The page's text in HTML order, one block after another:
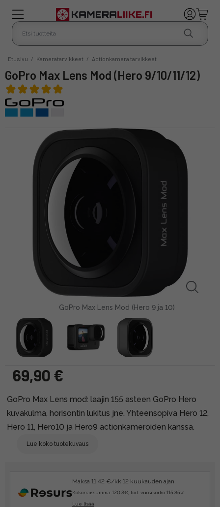
Etusivu / Kameratarvikkeet / Actionkamera tarvikkeet
GoPro Max Lens Mod (Hero 9/10/11/12)
GoPro Max Lens Mod (Hero 9 ja 10)
69,90 €
GoPro Max Lens mod: laajin 155 asteen GoPro Hero
kuvakulma, horisontin lukitus jne. Yhteensopiva Hero 12,
Hero 11, Hero10 ja Hero9 actionkameroiden kanssa.
Lue koko tuotekuvaus
Maksa 11.42 €/kk 12 kuukauden ajan.
Kokonaissumma 120.3€, tod. vuosikorko 115.85%.
Lue lisää